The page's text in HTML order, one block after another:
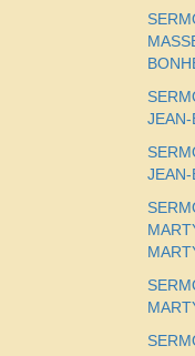
JEAN-
JEAN-